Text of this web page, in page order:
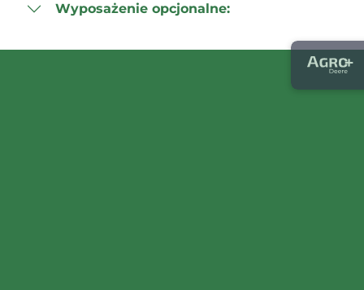
Wyposażenie opcjonalne: